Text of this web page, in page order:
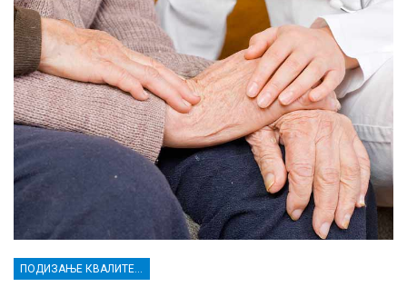
ПОДИЗАЊЕ КВАЛИТЕТА УСЛУГА СОЦИЈАЛНЕ ЗАШТИТЕ РАЊИВИХ ГРУПА У КРУШЕВЦУ